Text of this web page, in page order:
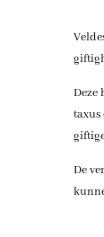
Deze
taxus
De